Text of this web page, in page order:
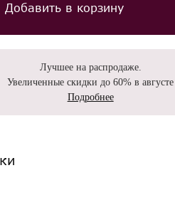
Добавить в корзину
Лучшее на распродаже.
Увеличенные скидки до 60% в августе
Подробнее